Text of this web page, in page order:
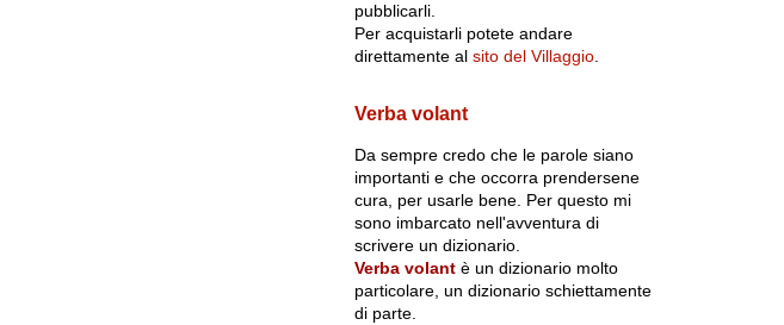
pubblicarli.
Per acquistarli potete andare
direttamente al sito del Villaggio.
Verba volant
Da sempre credo che le parole siano
importanti e che occorra prendersene
cura, per usarle bene. Per questo mi
sono imbarcato nell'avventura di
scrivere un dizionario.
Verba volantè un dizionario molto
particolare, un dizionario schiettamente
di parte.